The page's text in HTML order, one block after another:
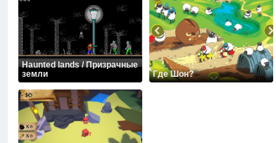
Haunted lands / Призрачные
земли
Где Шон?